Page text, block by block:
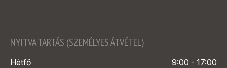
NYITVA TARTÁS (SZEMÉLYES ÁTVÉTEL)
Hétfő
9:00 - 17:00